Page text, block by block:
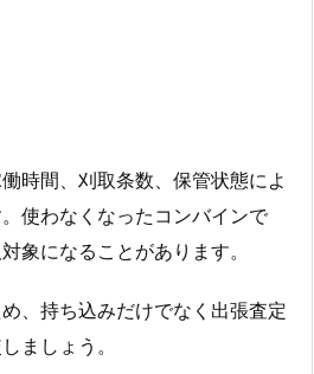
時間、刈取条数、保管状態によ
使わなくなったコンバインで
象になることがあります。
、持ち込みだけでなく出張査定
ましょう。